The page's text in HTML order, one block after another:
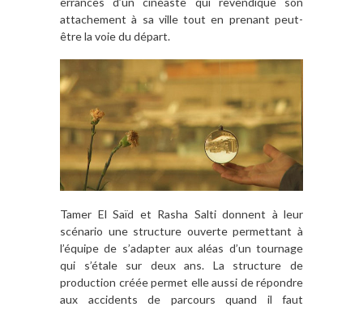
attachement à sa ville tout en prenant peut-
être la voie du départ.
Tamer El Saïd et Rasha Salti donnent à leur
scénario une structure ouverte permettant à
l’équipe de s’adapter aux aléas d’un tournage
qui s’étale sur deux ans. La structure de
production créée permet elle aussi de répondre
aux accidents de parcours quand il faut